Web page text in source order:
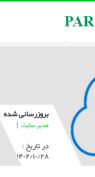
بروزرسانی شده
مدیر سایت |
در تاریخ :
۱۴۰۲/۱۰/۲۸